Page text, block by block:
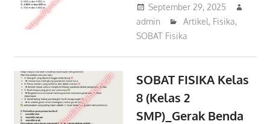
September 29, 2025
admin
Artikel, Fisika,
SOBAT Fisika
SOBAT FISIKA Kelas
8 (Kelas 2
SMP)_Gerak Benda